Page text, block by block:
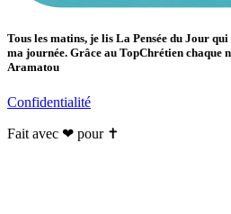
Tous les matins, je lis La Pensée du Jour
ma journée. Grâce au TopChrétien chaque
Aramatou
Confidentialité
Fait avec ❤ pour ✝️️